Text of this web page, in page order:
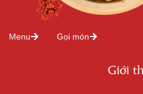
Menu Gọi món
Giới